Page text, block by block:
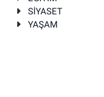
SİYASET
YAŞAM